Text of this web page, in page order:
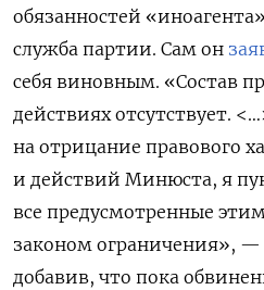
обязанностей
служба партии. Сам он
себя виновным. «Состав
действиях отсутствует.
на отрицание правового
и действий Минюста, я
все предусмотренные
законом ограничения»,
добавив, что пока